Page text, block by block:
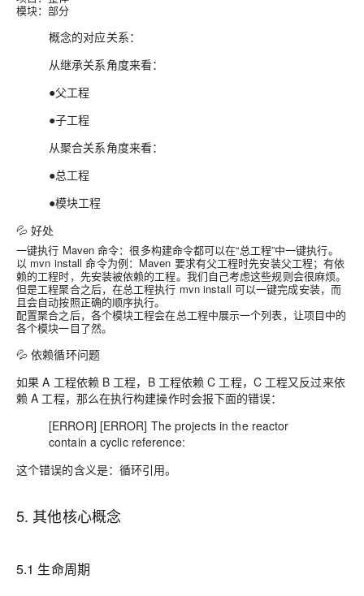
模块：部分
概念的对应关系：
从继承关系角度来看：
●父工程
●子工程
从聚合关系角度来看：
●总工程
●模块工程
💦 好处
一键执行 Maven 命令：很多构建命令都可以在“总工程”中一键执行。
以 mvn install 命令为例：Maven 要求有父工程时先安装父工程；有依
赖的工程时，先安装被依赖的工程。我们自己考虑这些规则会很麻烦。
但是工程聚合之后，在总工程执行 mvn install 可以一键完成安装，而
且会自动按照正确的顺序执行。
配置聚合之后，各个模块工程会在总工程中展示一个列表，让项目中的
各个模块一目了然。
💦 依赖循环问题
如果 A 工程依赖 B 工程，B 工程依赖 C 工程，C 工程又反过来依
赖 A 工程，那么在执行构建操作时会报下面的错误：
[ERROR] [ERROR] The projects in the reactor
contain a cyclic reference:
这个错误的含义是：循环引用。
5. 其他核心概念
5.1 生命周期